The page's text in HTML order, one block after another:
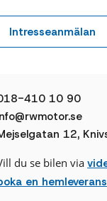
Intresseanmälan
410 10 90
12,
du se bilen via
en hemleverans